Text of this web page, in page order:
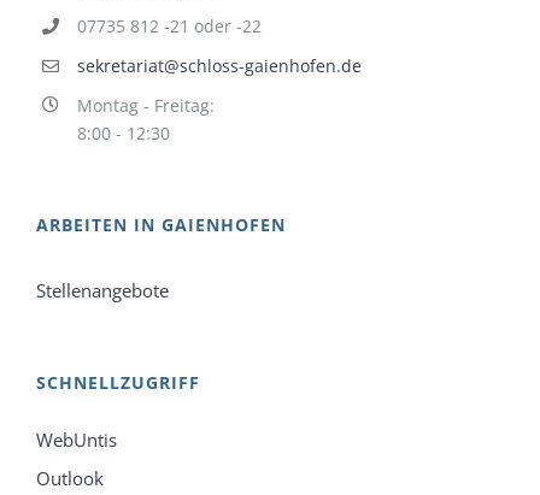
07735 812 -21 oder -22
sekretariat@schloss-gaienhofen.de
Montag - Freitag:
8:00 - 12:30
ARBEITEN IN GAIENHOFEN
Stellenangebote
SCHNELLZUGRIFF
WebUntis
Outlook